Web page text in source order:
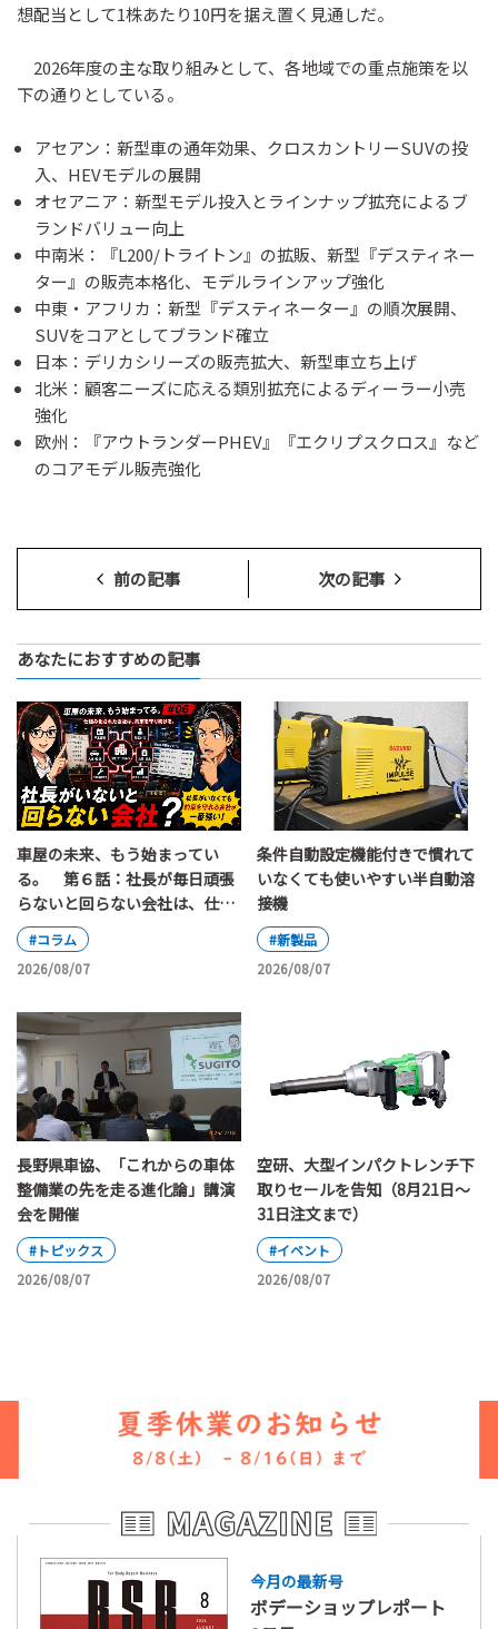
想配当として1株あたり10円を据え置く見通しだ。
2026年度の主な取り組みとして、各地域での重点施策を以
下の通りとしている。
アセアン：新型車の通年効果、クロスカントリーSUVの投
入、HEVモデルの展開
オセアニア：新型モデル投入とラインナップ拡充によるブ
ランドバリュー向上
中南米：『L200/トライトン』の拡販、新型『デスティネー
ター』の販売本格化、モデルラインアップ強化
中東・アフリカ：新型『デスティネーター』の順次展開、
SUVをコアとしてブランド確立
日本：デリカシリーズの販売拡大、新型車立ち上げ
北米：顧客ニーズに応える類別拡充によるディーラー小売
強化
欧州：『アウトランダーPHEV』『エクリプスクロス』など
のコアモデル販売強化
前の記事 次の記事
あなたにおすすめの記事
車屋の未来、もう始まってい
る。 第６話：社長が毎日頑張
らないと回らない会社は、仕組
み化されていると言えるのか
#コラム
2026/08/07
条件自動設定機能付きで慣れて
いなくても使いやすい半自動溶
接機
#新製品
2026/08/07
長野県車協、「これからの車体
整備業の先を走る進化論」講演
会を開催
#トピックス
2026/08/07
空研、大型インパクトレンチ下
取りセールを告知（8月21日～
31日注文まで）
#イベント
2026/08/07
今月の最新号
ボデーショップレポート